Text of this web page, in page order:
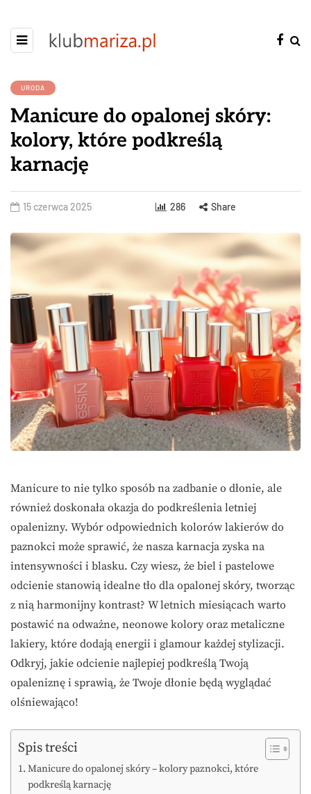
URODA
Manicure do opalonej skóry:
kolory, które podkreślą
karnację
15 czerwca 2025 286 Share
Manicure to nie tylko sposób na zadbanie o dłonie, ale
również doskonała okazja do podkreślenia letniej
opalenizny. Wybór odpowiednich kolorów lakierów do
paznokci może sprawić, że nasza karnacja zyska na
intensywności i blasku. Czy wiesz, że biel i pastelowe
odcienie stanowią idealne tło dla opalonej skóry, tworząc
z nią harmonijny kontrast? W letnich miesiącach warto
postawić na odważne, neonowe kolory oraz metaliczne
lakiery, które dodają energii i glamour każdej stylizacji.
Odkryj, jakie odcienie najlepiej podkreślą Twoją
opaleniznę i sprawią, że Twoje dłonie będą wyglądać
olśniewająco!
Spis treści
Manicure do opalonej skóry – kolory paznokci, które
podkreślą karnację